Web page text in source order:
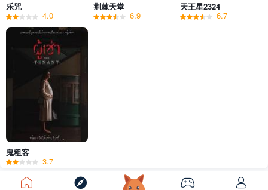
乐咒
4.0
荆棘天堂
6.9
天王星2324
6.7
鬼租客
3.7